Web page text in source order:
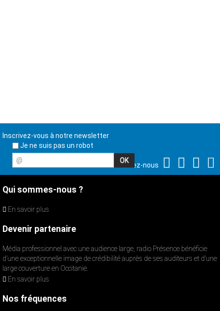
Inscrivez-vous à notre newsletter
Je ne suis pas un robot
@
Suivez-nous
Qui sommes-nous ?
En savoir plus
Devenir partenaire
Média professionnel avec une audience large, radio Présence bénéficie
d’une exceptionnelle image de crédibilité auprès de ses auditeurs et d’une
large couverture en Occitanie.
En savoir plus
Nos fréquences